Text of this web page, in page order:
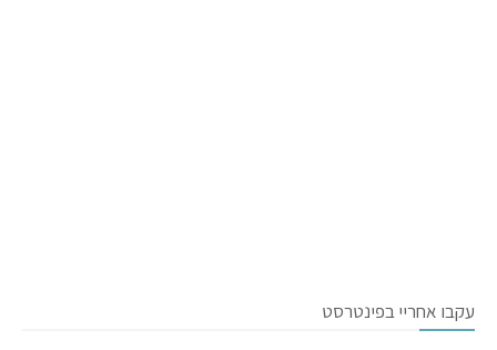
עקבו אחריי בפינטרסט